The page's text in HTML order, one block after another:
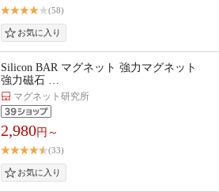
(58)
Silicon BAR マグネット 強力マグネット
強力磁石 …
マグネット研究所
2,980円～
(33)